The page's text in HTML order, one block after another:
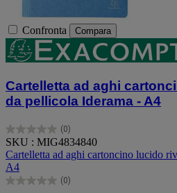
Confronta Compara
Cartelletta ad aghi
da pellicola Iderama - A4
(0)
0.0
su
5
stelle.
SKU : MIG4834840
Cartelletta ad aghi cartoncino lucido
A4
(0)
0.0